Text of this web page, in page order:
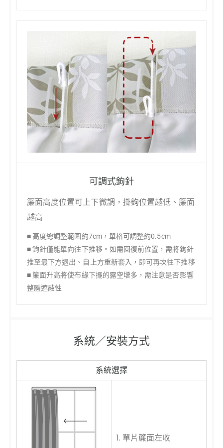
可調式鉤針
簾面高度位置可上下微調，掛鉤位置越低、簾面
越高
■ 高度總調整範圍約7cm，單格可調整約0.5cm
■ 鉤針僅能單向往下推移。如需回復前位置，需將鉤針
推至最下方退出、自上方重新套入，即可再次往下推移
■ 簾面升高將使布緣下擺的露空增多，需注意是否影響
整體遮蔽性
系統／安裝方式
系統選擇
1. 單片簾面左收